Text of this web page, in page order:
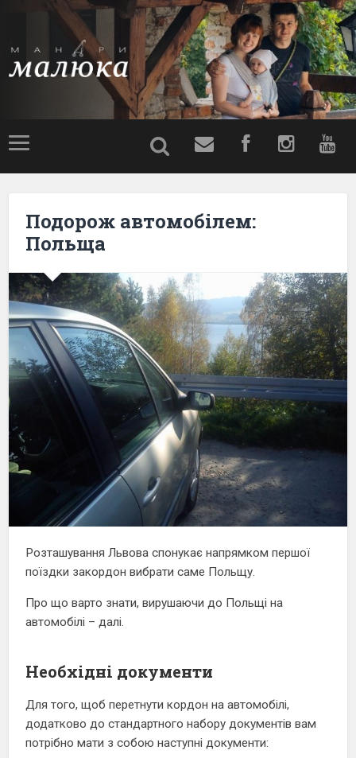
Подорож автомобілем:
Польща
Розташування Львова спонукає напрямком першої
поїздки закордон вибрати саме Польщу.
Про що варто знати, вирушаючи до Польщі на
автомобілі – далі.
Необхідні документи
Для того, щоб перетнути кордон на автомобілі,
додатково до стандартного набору документів вам
потрібно мати з собою наступні документи: